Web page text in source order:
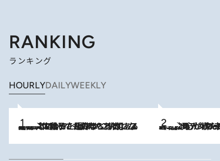
RANKING
ランキング
HOURLYDAILYWEEKLY
2026.8.5
【阿川佐和子さんの年とる力】なぜ70代で始めた趣味は“こんなに楽しい”のか？ ピアノ、俳句…スランプに陥っても続けられる“ある秘訣”とは 2026.8.8
《北欧の人々の幸福度が高いのは…》元デンマーク親善大使が出会った“心が満たされる暮らし”「いいかげんにヒュッゲしなさい！」